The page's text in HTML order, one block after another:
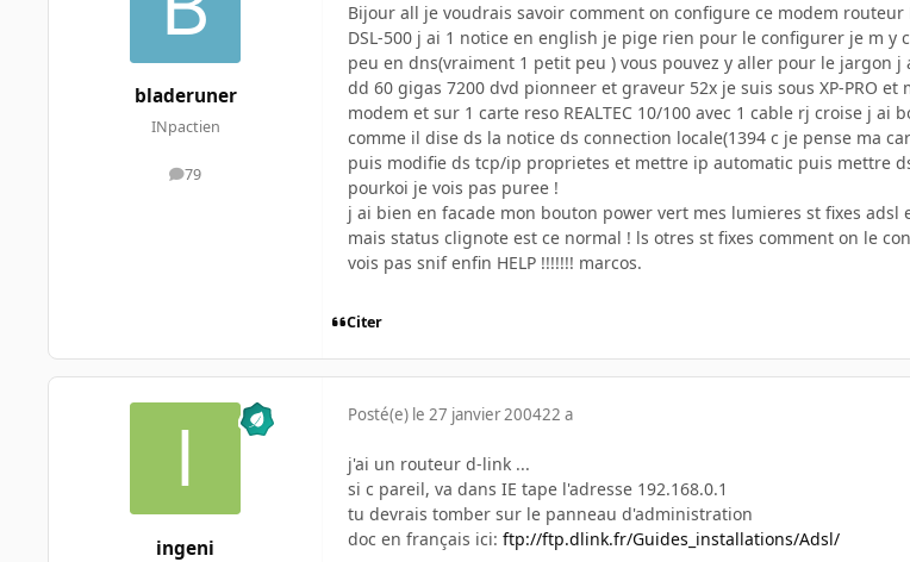
bladeruner
INpactien
79
messages
Bijour all je voudrais savoir comment on configure ce modem routeur
DSL-500 j ai 1 notice en english je pige rien pour le configurer je m y
peu en dns(vraiment 1 petit peu ) vous pouvez y aller pour le jargon j
dd 60 gigas 7200 dvd pionneer et graveur 52x je suis sous XP-PRO et
modem et sur 1 carte reso REALTEC 10/100 avec 1 cable rj croise j ai
comme il dise ds la notice ds connection locale(1394 c je pense ma
puis modifie ds tcp/ip proprietes et mettre ip automatic puis mettre
pourkoi je vois pas puree !
j ai bien en facade mon bouton power vert mes lumieres st fixes adsl
mais status clignote est ce normal ! ls otres st fixes comment on le
vois pas snif enfin HELP !!!!!!! marcos.
Citer
ingeni
Posté(e) le 27 janvier 200422 a
j'ai un routeur d-link ...
si c pareil, va dans IE tape l'adresse 192.168.0.1
tu devrais tomber sur le panneau d'administration
doc en français ici: ftp://ftp.dlink.fr/Guides_installations/Adsl/